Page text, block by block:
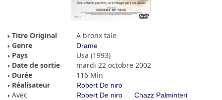
Titre Original
A bronx tale
Genre
Drame
Pays
Usa (1993)
Date de sortie
mardi 22 octobre 2002
Durée
116 Min
Réalisateur
Robert De niro
Avec Robert De niro
Chazz Palminteri